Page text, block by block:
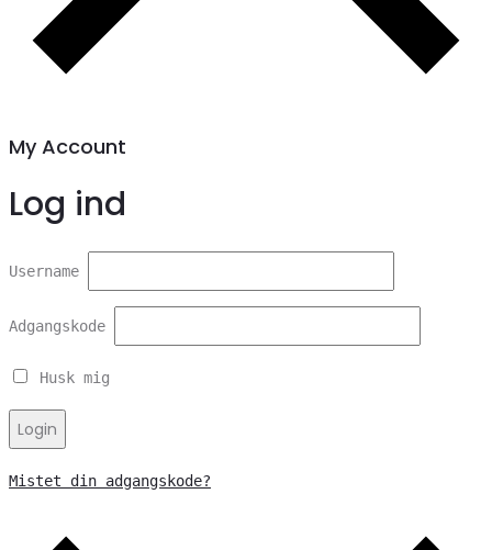
My Account
Log ind
Username
Adgangskode
Husk mig
Login
Mistet din adgangskode?